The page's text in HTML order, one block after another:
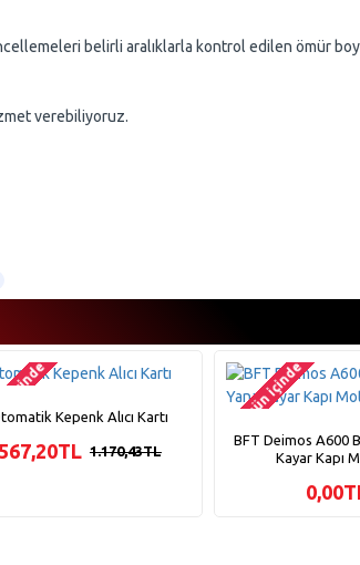
belirli aralıklarla kontrol edilen ömür
verebiliyoruz.
Kepenk Alıcı Kartı
567,20TL 1.170,43TL
2-3 gün içinde
BFT Deimos A600
Kayar Kapı